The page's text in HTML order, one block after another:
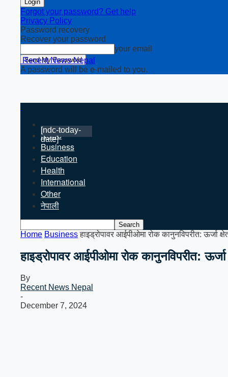
Forgot your password? Get help
Privacy Policy
Password recovery
Recover your password
your email
A password will be e-mailed to you.
Recent News Nepal
[ndc-today-
date]
News
Business
Education
Health
International
Other
नेपाली
Home Business हाइड्रोपावर आईपीओमा रोक कानुनविपरीत: ऊर्जा
हाइड्रोपावर आईपीओमा रोक कानुनविपरीत: ऊर्जा
By
Recent News Nepal
-
December 7, 2024